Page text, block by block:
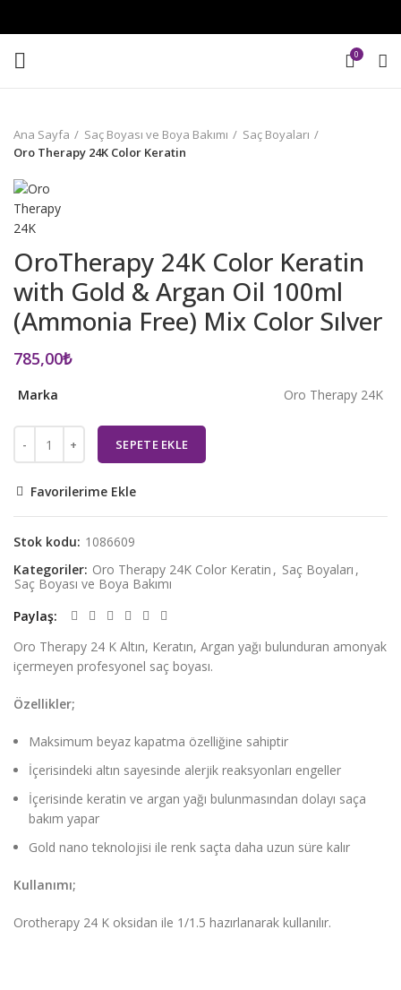
0
Ana Sayfa Saç Boyası ve Boya Bakımı
Saç Boyaları
Oro Therapy 24K Color Keratin
OroTherapy 24K Color Keratin
with Gold & Argan Oil 100ml
(Ammonia Free) Mix Color Sılver
785,00₺
Marka Oro Therapy 24K
SEPETE EKLE
Favorilerime Ekle
Stok kodu: 1086609
Kategoriler: Oro Therapy 24K Color Keratin , Saç Boyaları ,
Saç Boyası ve Boya Bakımı
Paylaş
Oro Therapy 24 K Altın, Keratın, Argan yağı bulunduran amonyak
içermeyen profesyonel saç boyası.
Özellikler;
Maksimum beyaz kapatma özelliğine sahiptir
İçerisindeki altın sayesinde alerjik reaksyonları engeller
İçerisinde keratin ve argan yağı bulunmasından dolayı saça
bakım yapar
Gold nano teknolojisi ile renk saçta daha uzun süre kalır
Kullanımı;
Orotherapy 24 K oksidan ile 1/1.5 hazırlanarak kullanılır.